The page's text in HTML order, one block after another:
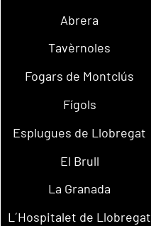
Abrera
Tavèrnoles
Fogars de Montclús
Fígols
Esplugues de Llobregat
El Brull
La Granada
L´Hospitalet de Llobregat